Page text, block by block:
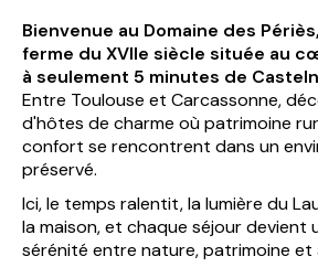
Bienvenue au Domaine des
ferme du XVIIe siècle située au
à seulement 5 minutes de
Entre Toulouse et Carcassonne,
d'hôtes de charme où patrimoine
confort se rencontrent dans un
préservé.
Ici, le temps ralentit, la lumière du
la maison, et chaque séjour devient
sérénité entre nature, patrimoine et